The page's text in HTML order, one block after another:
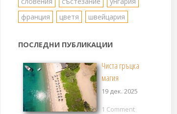
франция
цветя швейцария
ПОСЛЕДНИ ПУБЛИКАЦИИ
Чиста гръцка
магия
19 дек. 2025
1 Comment